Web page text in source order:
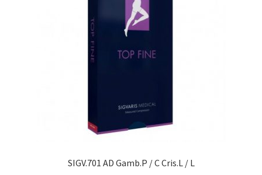
SIGV.701 AD Gamb.P / C Cris.L / L